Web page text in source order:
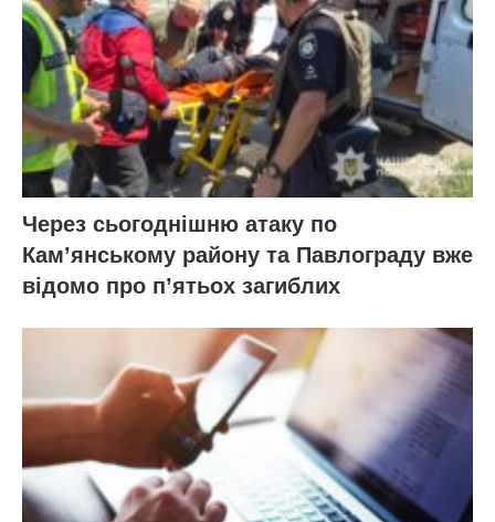
Через сьогоднішню атаку по
Кам’янському району та Павлограду вже
відомо про п’ятьох загиблих